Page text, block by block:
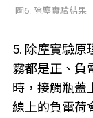
圖6. 除塵實驗結果
5. 除塵實驗原
霧都是正、負
時，接觸瓶蓋
線上的負電荷